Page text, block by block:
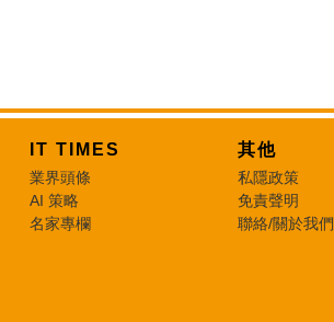
IT TIMES
業界頭條
AI 策略
名家專欄
其他
私隱政策
免責聲明
聯絡/關於我們